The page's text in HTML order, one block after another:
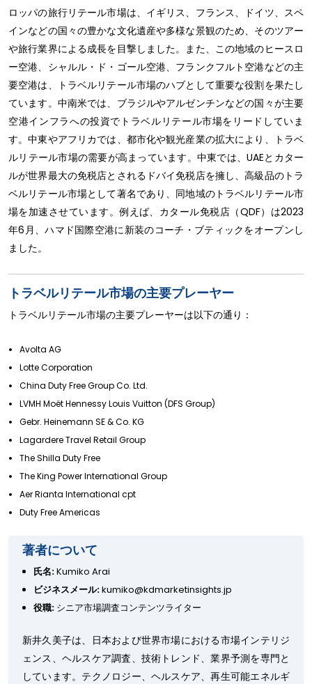
ロッパの旅行リテール市場は、イギリス、フランス、ドイツ、スペ
インなどの国々の豊かな文化遺産や多様な景観のため、そのツアー
や旅行業界による成長を目撃しました。また、この地域のヒースロ
ー空港、シャルル・ド・ゴール空港、フランクフルト空港などの主
要空港は、トラベルリテール市場のハブとして重要な役割を果たし
ています。中南米では、ブラジルやアルゼンチンなどの国々が主要
空港インフラへの投資でトラベルリテール市場をリードしていま
す。中東やアフリカでは、都市化や観光産業の拡大により、トラベ
ルリテール市場の需要が高まっています。中東では、UAEとカター
ルが世界最大の免税店とされるドバイ免税店を擁し、高級品のトラ
ベルリテール市場として著名であり、同地域のトラベルリテール市
場を加速させています。例えば、カタール免税店（QDF）は2023
年6月、ハマド国際空港に新装のコーチ・ブティックをオープンし
ました。
トラベルリテール市場の主要プレーヤー
トラベルリテール市場の主要プレーヤーは以下の通り：
Avolta AG
Lotte Corporation
China Duty Free Group Co. Ltd.
LVMH Moët Hennessy Louis Vuitton (DFS Group)
Gebr. Heinemann SE & Co. KG
Lagardere Travel Retail Group
The Shilla Duty Free
The King Power International Group
Aer Rianta International cpt
Duty Free Americas
著者について
氏名:Kumiko Arai
ビジネスメール:kumiko@kdmarketinsights.jp
役職: シニア市場調査コンテンツライター
新井久美子は、日本および世界市場における市場インテリジ
ェンス、ヘルスケア調査、技術トレンド、業界予測を専門と
しています。テクノロジー、ヘルスケア、再生可能エネルギ